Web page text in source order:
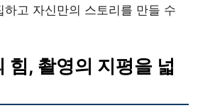
하고 자신만의 스토리를 만들 수
힘, 촬영의 지평을 넓